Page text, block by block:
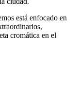
está enfocado en
cromática en el